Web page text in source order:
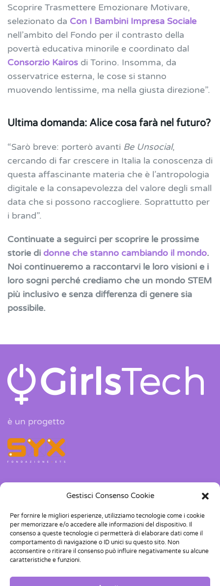
Gestisci Consenso Cookie
Per fornire le migliori esperienze, utilizziamo tecnologie come i cookie
per memorizzare e/o accedere alle informazioni del dispositivo. Il
consenso a queste tecnologie ci permetterà di elaborare dati come il
comportamento di navigazione o ID unici su questo sito. Non
acconsentire o ritirare il consenso può influire negativamente su alcune
caratteristiche e funzioni.
Scoprire Trasmettere Emozionare Motivare,
selezionato da Con I Bambini Impresa Sociale
nell’ambito del Fondo per il contrasto della
povertà educativa minorile e coordinato dal
Consorzio Kairos di Torino. Insomma, da
osservatrice esterna, le cose si stanno
muovendo lentissime, ma nella giusta direzione”.
Ultima domanda: Alice cosa farà nel futuro?
“Sarò breve: porterò avanti Be Unsocial,
cercando di far crescere in Italia la conoscenza di
questa affascinante materia che è l’antropologia
digitale e la consapevolezza del valore degli small
data che si possono raccogliere. Soprattutto per
i brand”.
Continuate a seguirci per scoprire le prossime
storie di donne che stanno cambiando il mondo.
Noi continueremo a raccontarvi le loro visioni e i
loro sogni perché crediamo che un mondo STEM
più inclusivo e senza differenza di genere sia
possibile.
è un progetto
Corso Dante 118, 10126, Torino
info@girlstech.it
+39 011 04 38 419
P.IVA 11897790017